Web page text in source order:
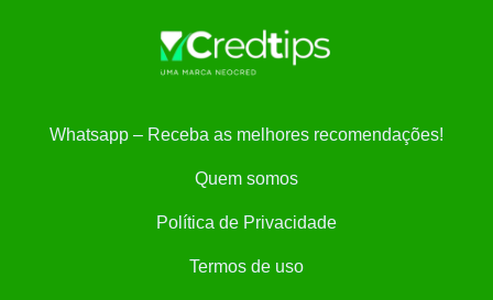
Whatsapp – Receba as melhores recomendações!
Quem somos
Política de Privacidade
Termos de uso